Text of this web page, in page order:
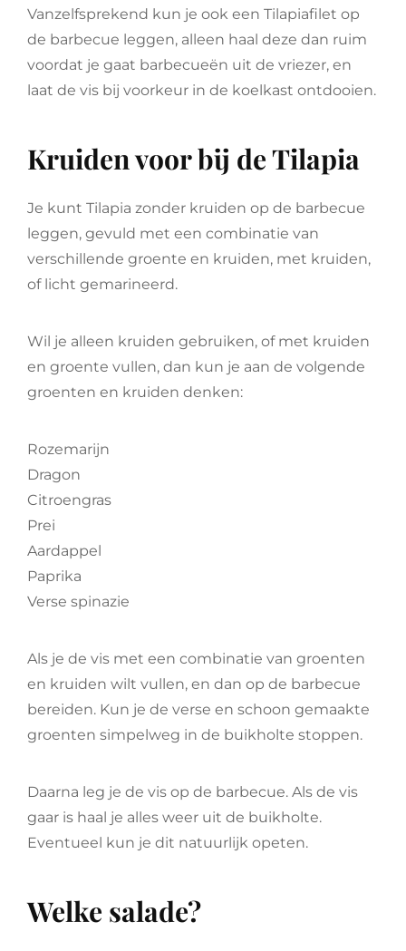
Vanzelfsprekend kun je ook een Tilapiafilet op
de barbecue leggen, alleen haal deze dan ruim
voordat je gaat barbecueën uit de vriezer, en
laat de vis bij voorkeur in de koelkast ontdooien.
Kruiden voor bij de Tilapia
Je kunt Tilapia zonder kruiden op de barbecue
leggen, gevuld met een combinatie van
verschillende groente en kruiden, met kruiden,
of licht gemarineerd.
Wil je alleen kruiden gebruiken, of met kruiden
en groente vullen, dan kun je aan de volgende
groenten en kruiden denken:
Rozemarijn
Dragon
Citroengras
Prei
Aardappel
Paprika
Verse spinazie
Als je de vis met een combinatie van groenten
en kruiden wilt vullen, en dan op de barbecue
bereiden. Kun je de verse en schoon gemaakte
groenten simpelweg in de buikholte stoppen.
Daarna leg je de vis op de barbecue. Als de vis
gaar is haal je alles weer uit de buikholte.
Eventueel kun je dit natuurlijk opeten.
Welke salade?